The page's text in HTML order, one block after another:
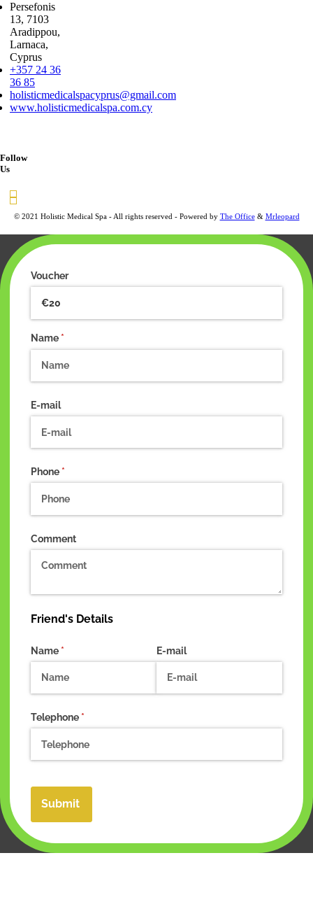
Persefonis
13, 7103
Aradippou,
Larnaca,
Cyprus
+357 24 36
36 85
holisticmedicalspacyprus@gmail.com
www.holisticmedicalspa.com.cy
Follow
Us
© 2021 Holistic Medical Spa - All rights reserved - Powered by The Office& Mrleopard
Voucher
Name *(required)
E-mail
Phone *(required)
Comment
Friend's Details
Name *(required) E-mail
Telephone *(required)
Submit